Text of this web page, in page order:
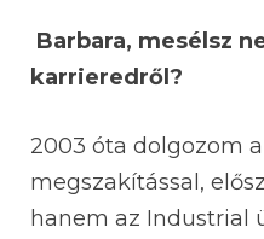
Barbara, mesélsz
karrieredről?
2003 óta dolgozom
megszakítással,
hanem az Industrial